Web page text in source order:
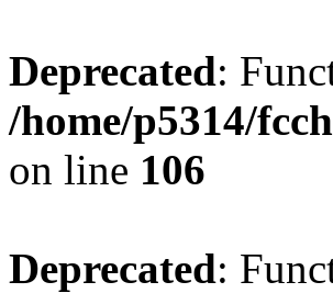
Deprecated:
/home/p5314/
on line 106
Deprecated: